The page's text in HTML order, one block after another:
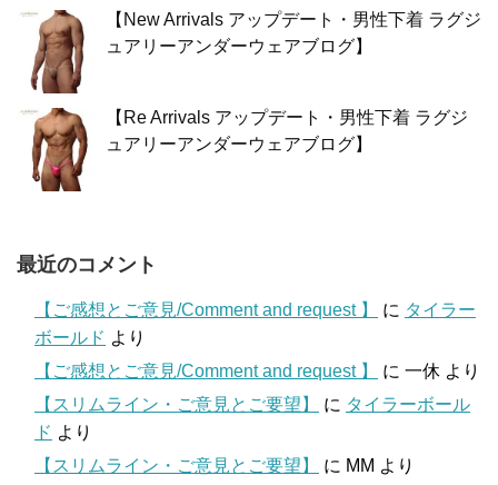
【New Arrivals アップデート・男性下着 ラグジ
ュアリーアンダーウェアブログ】
【Re Arrivals アップデート・男性下着 ラグジ
ュアリーアンダーウェアブログ】
最近のコメント
【ご感想とご意見/Comment and request 】 に タイラー
ボールド より
【ご感想とご意見/Comment and request 】
に 一休 より
【スリムライン・ご意見とご要望】
に タイラーボール
ド より
【スリムライン・ご意見とご要望】
に MM より